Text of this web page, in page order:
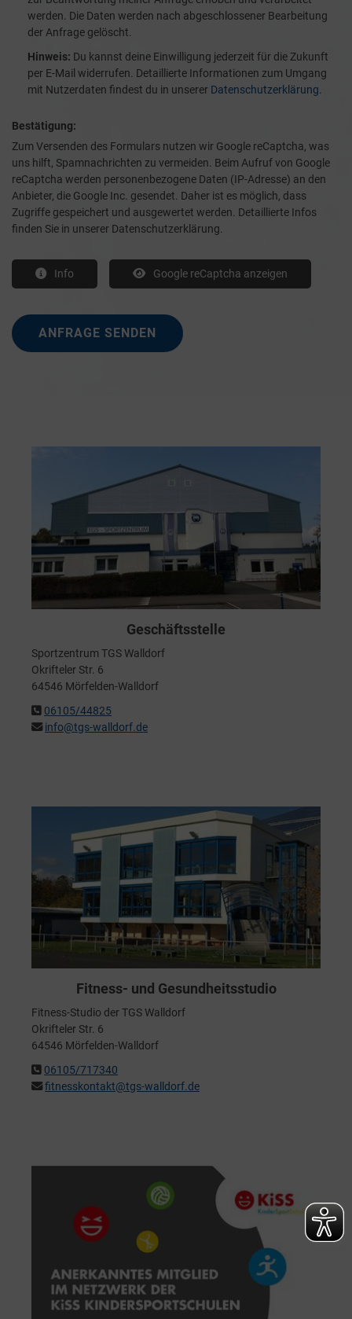
werden. Die Daten werden nach abgeschlossener Bearbeitung
der Anfrage gelöscht.
Hinweis: Du kannst deine Einwilligung jederzeit für die Zukunft
per E-Mail widerrufen. Detaillierte Informationen zum Umgang
mit Nutzerdaten findest du in unserer Datenschutzerklärung.
Bestätigung:
Zum Versenden des Formulars nutzen wir Google reCaptcha, was
uns hilft, Spamnachrichten zu vermeiden. Beim Aufruf von Google
reCaptcha werden personenbezogene Daten (IP-Adresse) an den
Anbieter, die Google Inc. gesendet. Daher ist es möglich, dass
Zugriffe gespeichert und ausgewertet werden. Detaillierte Infos
finden Sie in unserer Datenschutzerklärung.
Info Google reCaptcha anzeigen
Geschäftsstelle
Sportzentrum TGS Walldorf
Okrifteler Str. 6
64546 Mörfelden-Walldorf
06105/44825
info@tgs-walldorf.de
Fitness- und Gesundheitsstudio
Fitness-Studio der TGS Walldorf
Okrifteler Str. 6
64546 Mörfelden-Walldorf
06105/717340
fitnesskontakt@tgs-walldorf.de